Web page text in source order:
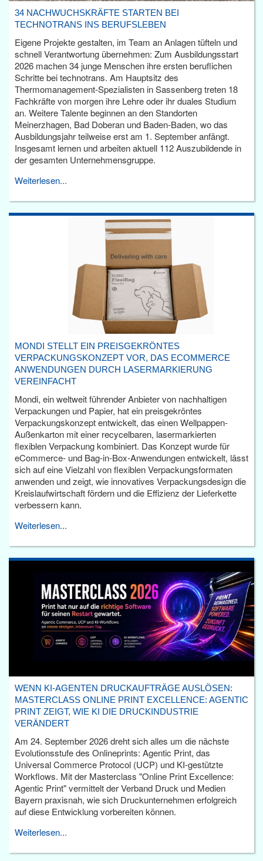
34 NACHWUCHSKRÄFTE STARTEN BEI
TECHNOTRANS INS BERUFSLEBEN
Eigene Projekte gestalten, im Team an Anlagen tüfteln und
schnell Verantwortung übernehmen: Zum Ausbildungsstart
2026 machen 34 junge Menschen ihre ersten beruflichen
Schritte bei technotrans. Am Hauptsitz des
Thermomanagement-Spezialisten in Sassenberg treten 18
Fachkräfte von morgen ihre Lehre oder ihr duales Studium
an. Weitere Talente beginnen an den Standorten
Meinerzhagen, Bad Doberan und Baden-Baden, wo das
Ausbildungsjahr teilweise erst am 1. September anfängt.
Insgesamt lernen und arbeiten aktuell 112 Auszubildende in
der gesamten Unternehmensgruppe.
Weiterlesen...
MONDI STELLT EIN PREISGEKRÖNTES
VERPACKUNGSKONZEPT VOR, DAS ECOMMERCE
ANWENDUNGEN DURCH LASERMARKIERUNG
VEREINFACHT
Mondi, ein weltweit führender Anbieter von nachhaltigen
Verpackungen und Papier, hat ein preisgekröntes
Verpackungskonzept entwickelt, das einen Wellpappen-
Außenkarton mit einer recycelbaren, lasermarkierten
flexiblen Verpackung kombiniert. Das Konzept wurde für
eCommerce- und Bag-in-Box-Anwendungen entwickelt, lässt
sich auf eine Vielzahl von flexiblen Verpackungsformaten
anwenden und zeigt, wie innovatives Verpackungsdesign die
Kreislaufwirtschaft fördern und die Effizienz der Lieferkette
verbessern kann.
Weiterlesen...
WENN KI-AGENTEN DRUCKAUFTRÄGE AUSLÖSEN:
MASTERCLASS ONLINE PRINT EXCELLENCE: AGENTIC
PRINT ZEIGT, WIE KI DIE DRUCKINDUSTRIE
VERÄNDERT
Am 24. September 2026 dreht sich alles um die nächste
Evolutionsstufe des Onlineprints: Agentic Print, das
Universal Commerce Protocol (UCP) und KI-gestützte
Workflows. Mit der Masterclass "Online Print Excellence:
Agentic Print" vermittelt der Verband Druck und Medien
Bayern praxisnah, wie sich Druckunternehmen erfolgreich
auf diese Entwicklung vorbereiten können.
Weiterlesen...